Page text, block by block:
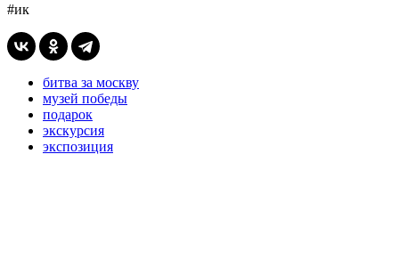
#ик
битва за москву
музей победы
подарок
экскурсия
экспозиция